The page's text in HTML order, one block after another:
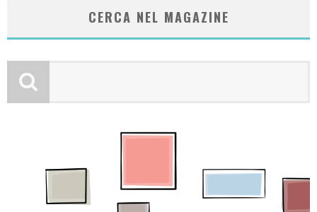
CERCA NEL MAGAZINE